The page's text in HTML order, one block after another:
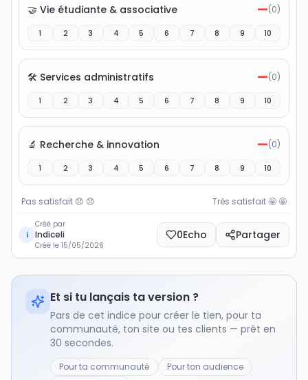
🤝 Vie étudiante & associative —(0)
1 2 3 4 5 6 7 8 9 10
🛠️ Services administratifs —(0)
1 2 3 4 5 6 7 8 9 10
🔬 Recherche & innovation —(0)
1 2 3 4 5 6 7 8 9 10
Pas satisfait 😞 😞 Très satisfait 🤩🤩
i
Créé par
Indiceli
Créé le 15/05/2026
0Echo Partager
Et si tu lançais ta version ?
Pars de cet indice pour créer le tien, pour ta
communauté, ton site ou tes clients — prêt en
30 secondes.
Pour ta communauté
Pour ton audience